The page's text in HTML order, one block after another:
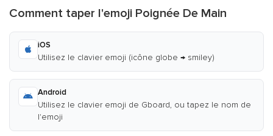
Comment taper l'emoji Poignée De Main
iOS
Utilisez le clavier emoji (icône globe → smiley)
Android
Utilisez le clavier emoji de Gboard, ou tapez le nom de
l'emoji